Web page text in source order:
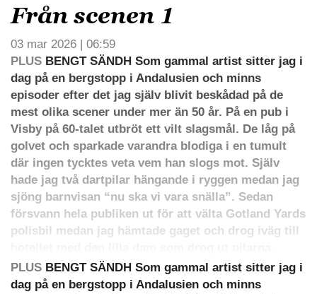
Från scenen 1
03 mar 2026 | 06:59
PLUS BENGT SÄNDH Som gammal artist sitter jag i
dag på en bergstopp i Andalusien och minns
episoder efter det jag själv blivit beskådad på de
mest olika scener under mer än 50 år. På en pub i
Visby på 60-talet utbröt ett vilt slagsmål. De låg på
golvet och sparkade varandra blodiga i en tumult
där ingen tycktes veta vem han slogs mot. Själv
hade jag två dartpilar hängande i ryggen medan jag
sjöng barnvisan “nu ska vi vara snälla”. Sedan
försvann hela publiken ut för att välta Gotland Yards
polisbil medan jag hämtade gaget och drog iväg till
PLUS BENGT SÄNDH Som gammal artist sitter jag i
dag på en bergstopp i Andalusien och minns